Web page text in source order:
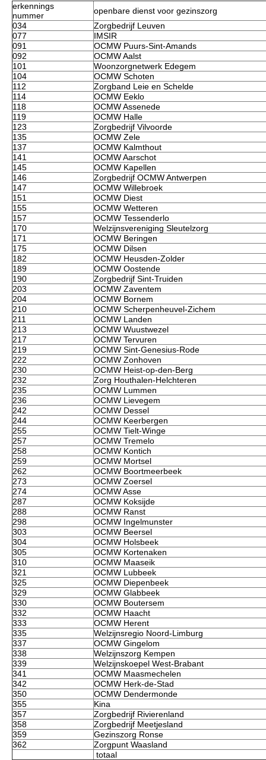
erkennings
nummer
openbare dienst voor gezinszorg
034
Zorgbedrijf Leuven
077
IMSIR
091
OCMW Puurs-Sint-Amands
092
OCMW Aalst
101
Woonzorgnetwerk Edegem
104
OCMW Schoten
112
Zorgband Leie en Schelde
114
OCMW Eeklo
118
OCMW Assenede
119
OCMW Halle
123
Zorgbedrijf Vilvoorde
135
OCMW Zele
137
OCMW Kalmthout
141
OCMW Aarschot
145
OCMW Kapellen
146
Zorgbedrijf OCMW Antwerpen
147
OCMW Willebroek
151
OCMW Diest
155
OCMW Wetteren
157
OCMW Tessenderlo
170
Welzijnsvereniging Sleutelzorg
171
OCMW Beringen
175
OCMW Dilsen
182
OCMW Heusden-Zolder
189
OCMW Oostende
190
Zorgbedrijf Sint-Truiden
203
OCMW Zaventem
204
OCMW Bornem
210
OCMW Scherpenheuvel-Zichem
211
OCMW Landen
213
OCMW Wuustwezel
217
OCMW Tervuren
219
OCMW Sint-Genesius-Rode
222
OCMW Zonhoven
230
OCMW Heist-op-den-Berg
232
Zorg Houthalen-Helchteren
235
OCMW Lummen
236
OCMW Lievegem
242
OCMW Dessel
244
OCMW Keerbergen
255
OCMW Tielt-Winge
257
OCMW Tremelo
258
OCMW Kontich
259
OCMW Mortsel
262
OCMW Boortmeerbeek
273
OCMW Zoersel
274
OCMW Asse
287
OCMW Koksijde
288
OCMW Ranst
298
OCMW Ingelmunster
303
OCMW Beersel
304
OCMW Holsbeek
305
OCMW Kortenaken
310
OCMW Maaseik
321
OCMW Lubbeek
325
OCMW Diepenbeek
329
OCMW Glabbeek
330
OCMW Boutersem
332
OCMW Haacht
333
OCMW Herent
335
Welzijnsregio Noord-Limburg
337
OCMW Gingelom
338
Welzijnszorg Kempen
339
Welzijnskoepel West-Brabant
341
OCMW Maasmechelen
342
OCMW Herk-de-Stad
350
OCMW Dendermonde
355
Kina
357
Zorgbedrijf Rivierenland
358
Zorgbedrijf Meetjesland
359
Gezinszorg Ronse
362
Zorgpunt Waasland
totaal